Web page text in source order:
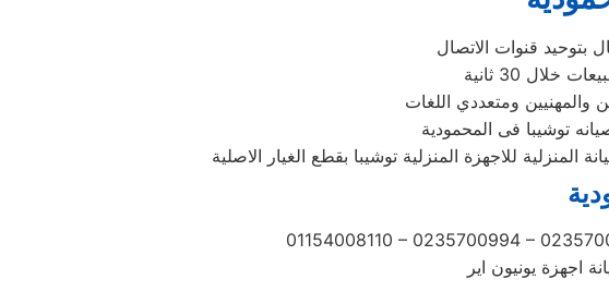
والمهنيين ومتعددي اللغات
توشيبا فى المحمودية
للاجهزة المنزلية توشيبا بقطع الغيار الاصلية
01154008110 – 0235700994 –
اجهزة يونيون اير